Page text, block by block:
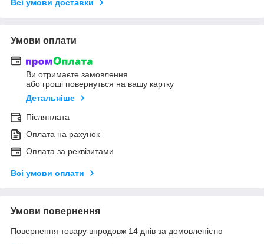
Всі умови доставки
Умови оплати
Ви отримаєте замовлення
або гроші повернуться на вашу картку
Детальніше
Післяплата
Оплата на рахунок
Оплата за реквізитами
Всі умови оплати
Умови повернення
Повернення товару впродовж 14 днів за домовленістю